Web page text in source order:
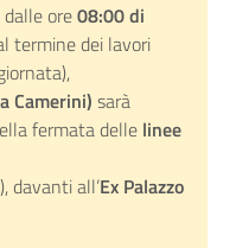
dalle ore08:00 di
termine dei lavori
Camerini) sarà
fermata delle linee
davanti all’Ex Palazzo